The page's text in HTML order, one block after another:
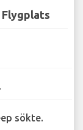
sökte.